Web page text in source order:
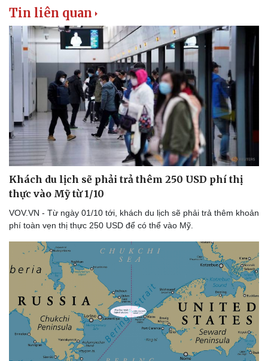
Văn hóa
Sân khấu - Điện ảnh
Văn học
Giải trí
Nghệ sĩ
Thời trang
Tin liên quan
Khách du lịch sẽ phải trả thêm 250 USD phí thị
thực vào Mỹ từ 1/10
VOV.VN - Từ ngày 01/10 tới, khách du lịch sẽ phải trả thêm khoản
phí toàn vẹn thị thực 250 USD để có thể vào Mỹ.